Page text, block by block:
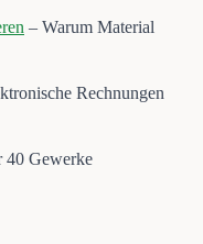
– Warum Material
Rechnungen
40 Gewerke